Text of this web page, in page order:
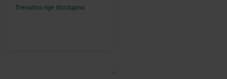
Trenutno nije dostupno
: